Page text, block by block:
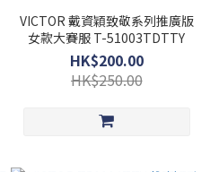
VICTOR 戴資穎致敬系列推廣版
女款大賽服 T-51003TDTTY
HK$200.00
HK$250.00